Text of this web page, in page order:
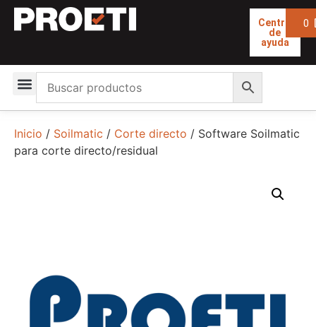
Centro
de
ayuda
0
Inicio / Soilmatic / Corte directo / Software Soilmatic
para corte directo/residual